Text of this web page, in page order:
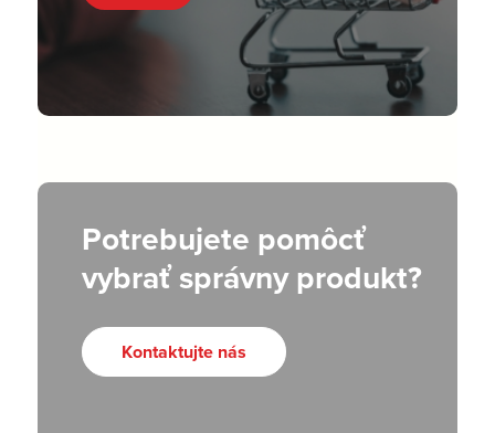
Potrebujete pomôcť
vybrať správny produkt?
Kontaktujte nás